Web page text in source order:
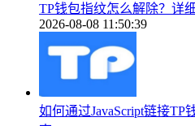
TP钱包指纹怎么解除？详
2026-08-08 11:50:39
如何通过JavaScript链接TP